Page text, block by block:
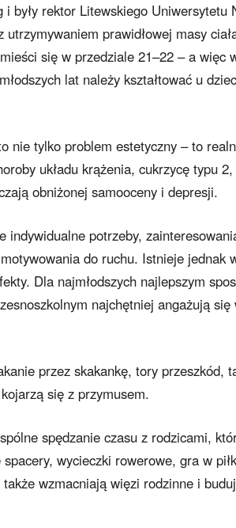
były rektor Litewskiego Uniwersytetu
prawidłowej masy
się w przedziale 21–22 – a więc
lat należy kształtować u
nie tylko problem estetyczny – to
układu krążenia, cukrzycę typu
obniżonej samooceny i depresji.
indywidualne potrzeby,
do ruchu. Istnieje jednak
Dla najmłodszych najlepszym
najchętniej angażują
przez skakankę, tory przeszkód,
się z przymusem.
spędzanie czasu z rodzicami,
wycieczki rowerowe, gra w
wzmacniają więzi rodzinne i